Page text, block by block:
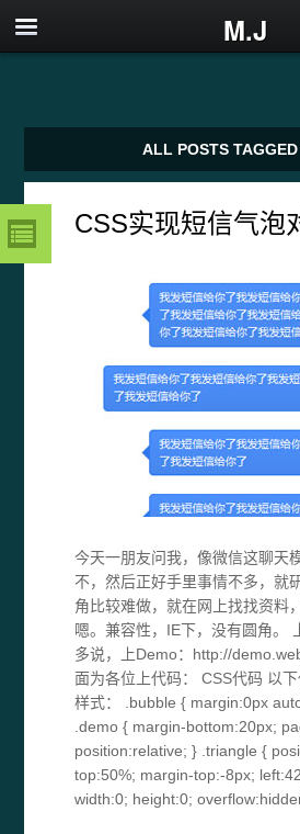
M.J
ALL POSTS TAGGED
CSS实现短信气泡
今天一朋友问我，像微信这聊天
不，然后正好手里事情不多，就
角比较难做，就在网上找找资料
嗯。兼容性，IE下，没有圆角。
多说，上Demo：http://
面为各位上代码： CSS代码 以
样式： .bubble { margin:0px
.demo { margin-bottom:20px;
position:relative; } .triangle {
top:50%; margin-top:-8px;
width:0; height:0;